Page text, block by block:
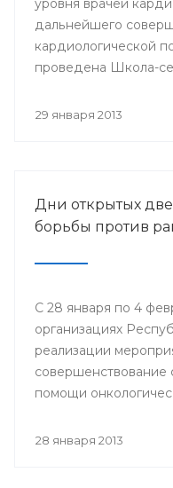
уровня врачей
дальнейшего
кардиологической
проведена Школа-
29 января 2013
Дни открытых
борьбы против
С 28 января по 4
организациях
реализации
совершенствование
помощи
поддержки
28 января 2013